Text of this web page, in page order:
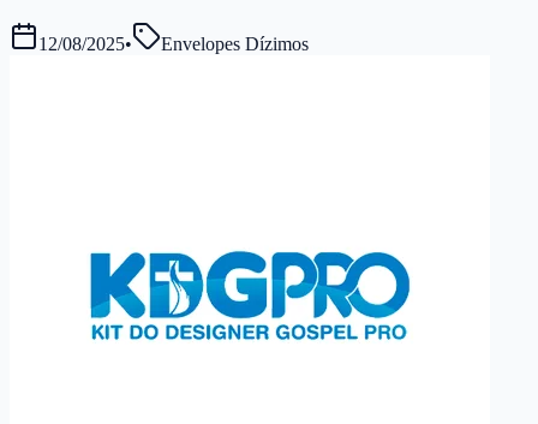
12/08/2025• Envelopes Dízimos